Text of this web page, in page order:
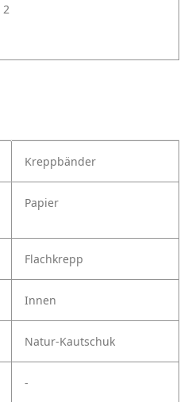
2
Kreppbänder
Papier
Flachkrepp
Innen
Natur-Kautschuk
-